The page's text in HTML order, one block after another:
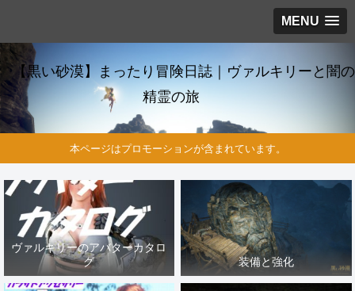
MENU
【黒い砂漠】まったり冒険日誌｜ヴァルキリーと闇の
精霊の旅
本ページはプロモーションが含まれています。
ヴァルキリーのアバターカタロ
グ
装備と強化